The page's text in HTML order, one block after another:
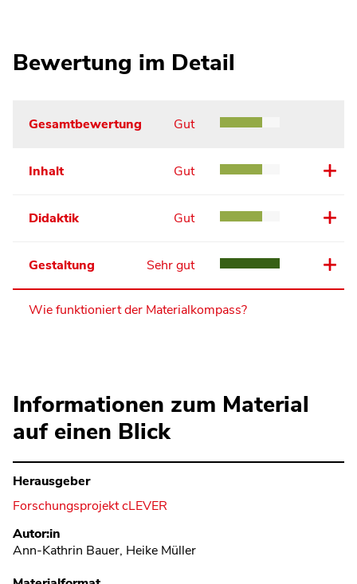
Bewertung im Detail
Gesamtbewertung Gut
Inhalt Gut
Didaktik Gut
Gestaltung Sehr gut
Wie funktioniert der Materialkompass?
Informationen zum Material
auf einen Blick
Herausgeber
Forschungsprojekt cLEVER
Metadaten
Autor:in
Ann-Kathrin Bauer, Heike Müller